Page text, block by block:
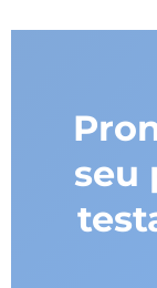
seu